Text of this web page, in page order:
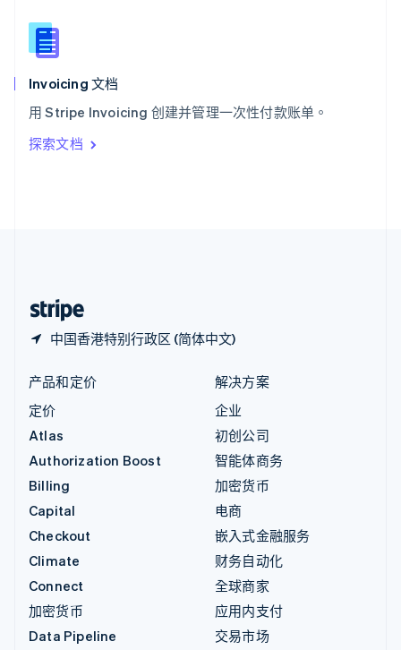
Invoicing 文档
用 Stripe Invoicing 创建并管理一次性付款账单。
探索文档
中国香港特别行政区 (简体中文)
新西兰
English
匈牙利
English
ItalianoEnglish
印度
English
产品和定价
定价
Atlas
Authorization Boost
Billing
Capital
Checkout
Climate
Connect
加密货币
Data Pipeline
解决方案
企业
初创公司
智能体商务
加密货币
电商
嵌入式金融服务
财务自动化
全球商家
应用内支付
交易市场